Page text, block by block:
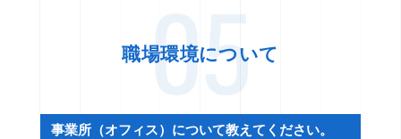
05
職場環境について
事業所（オフィス）について教えてください。